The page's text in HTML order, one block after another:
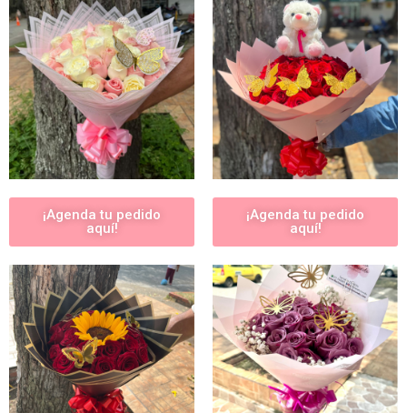
¡Agenda tu pedido
aquí!
¡Agenda tu pedido
aquí!